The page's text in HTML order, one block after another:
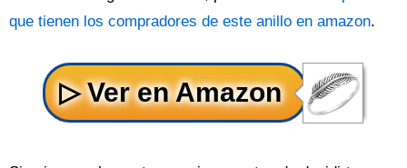
que tienen los compradores de este anillo en amazon.